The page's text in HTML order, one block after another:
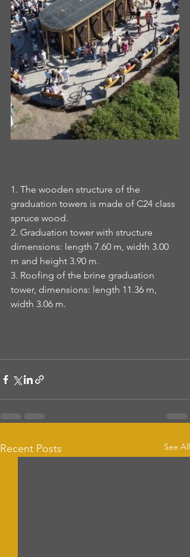
1. The wooden structure of the
graduation towers is made of C24 class
spruce wood.
2. Graduation tower with structure
dimensions: length 7.60 m, width 3.00
m and height 3.90 m.
3. Roofing of the brine graduation
tower, dimensions: length 11.36 m,
width 3.06 m.
Recent Posts See All